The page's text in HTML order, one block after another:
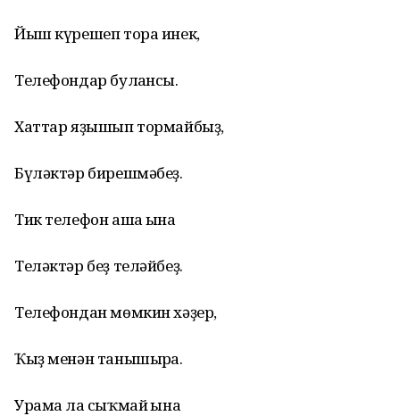
Йыш күрешеп тора инек,
Телефондар булғансы.
Хаттар яҙышып тормайбыҙ,
Бүләктәр бирешмәбеҙ.
Тик телефон аша ғына
Теләктәр беҙ теләйбеҙ.
Телефондан мөмкин хәҙер,
Ҡыҙ менән танышырға.
Урамға ла сыҡмай ғына